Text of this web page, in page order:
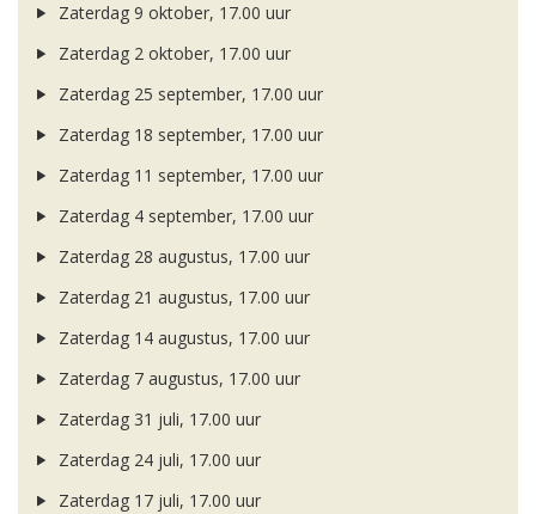
Zaterdag 9 oktober, 17.00 uur
Zaterdag 2 oktober, 17.00 uur
Zaterdag 25 september, 17.00 uur
Zaterdag 18 september, 17.00 uur
Zaterdag 11 september, 17.00 uur
Zaterdag 4 september, 17.00 uur
Zaterdag 28 augustus, 17.00 uur
Zaterdag 21 augustus, 17.00 uur
Zaterdag 14 augustus, 17.00 uur
Zaterdag 7 augustus, 17.00 uur
Zaterdag 31 juli, 17.00 uur
Zaterdag 24 juli, 17.00 uur
Zaterdag 17 juli, 17.00 uur